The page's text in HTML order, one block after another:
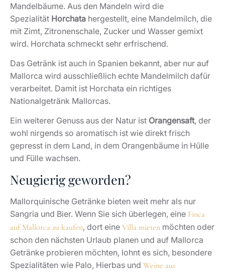
Mandelbäume. Aus den Mandeln wird die
Spezialität Horchata hergestellt, eine Mandelmilch, die
mit Zimt, Zitronenschale, Zucker und Wasser gemixt
wird. Horchata schmeckt sehr erfrischend.
Das Getränk ist auch in Spanien bekannt, aber nur auf
Mallorca wird ausschließlich echte Mandelmilch dafür
verarbeitet. Damit ist Horchata ein richtiges
Nationalgetränk Mallorcas.
Ein weiterer Genuss aus der Natur ist Orangensaft, der
wohl nirgends so aromatisch ist wie direkt frisch
gepresst in dem Land, in dem Orangenbäume in Hülle
und Fülle wachsen.
Neugierig geworden?
Mallorquinische Getränke bieten weit mehr als nur
Sangria und Bier. Wenn Sie sich überlegen, eine Finca
auf Mallorca zu kaufen, dort eine Villa mieten möchten oder
schon den nächsten Urlaub planen und auf Mallorca
Getränke probieren möchten, lohnt es sich, besondere
Spezialitäten wie Palo, Hierbas und Weine aus